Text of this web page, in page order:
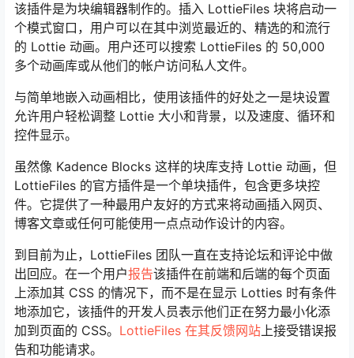
该插件是为块编辑器制作的。插入 LottieFiles 块将启动一
个模式窗口，用户可以在其中浏览最近的、精选的和流行
的 Lottie 动画。用户还可以搜索 LottieFiles 的 50,000
多个动画库或从他们的帐户访问私人文件。
与简单地嵌入动画相比，使用该插件的好处之一是块设置
允许用户轻松调整 Lottie 大小和背景，以及速度、循环和
控件显示。
虽然像 Kadence Blocks 这样的块库支持 Lottie 动画，但
LottieFiles 的官方插件是一个单块插件，包含更多块控
件。它提供了一种最用户友好的方式来将动画插入网页、
博客文章或任何可能使用一点点动作设计的内容。
到目前为止，LottieFiles 团队一直在支持论坛和评论中做
出回应。在一个用户报告该插件在前端和后端的每个页面
上添加其 CSS 的情况下，而不是在显示 Lotties 时有条件
地添加它，该插件的开发人员表示他们正在努力最小化添
加到页面的 CSS。 LottieFiles 在其反馈网站上接受错误报
告和功能请求。